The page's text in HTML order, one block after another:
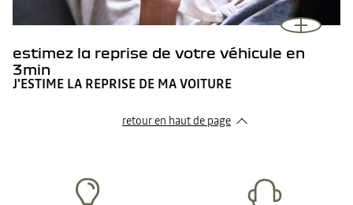
estimez la reprise de votre véhicule en
3min
J'ESTIME LA REPRISE DE MA VOITURE
retour en haut de page​